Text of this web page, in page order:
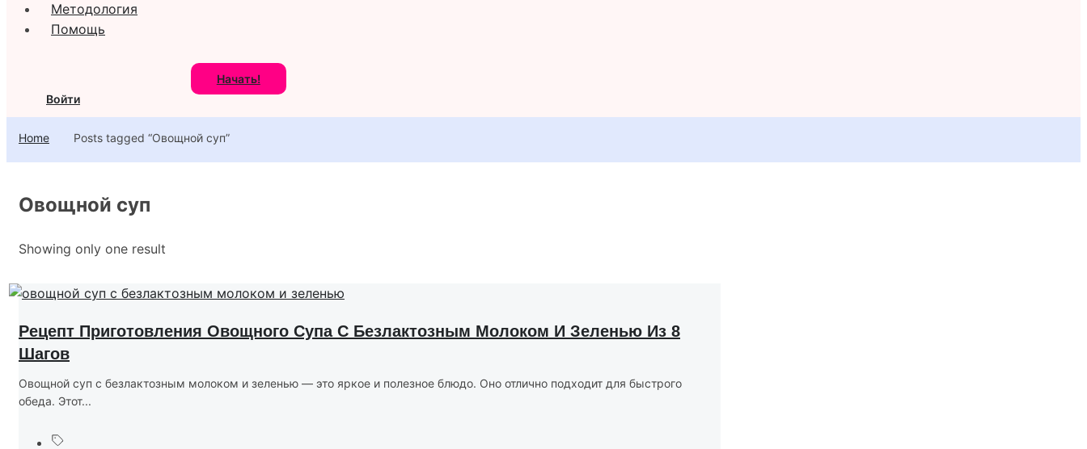
Методология
Помощь
Начать!
Войти
Home Posts tagged “Овощной суп”
Овощной суп
Showing only one result
Рецепт Приготовления Овощного Супа С Безлактозным Молоком И Зеленью Из 8
Шагов
Овощной суп с безлактозным молоком и зеленью — это яркое и полезное блюдо. Оно отлично подходит для быстрого
обеда. Этот...